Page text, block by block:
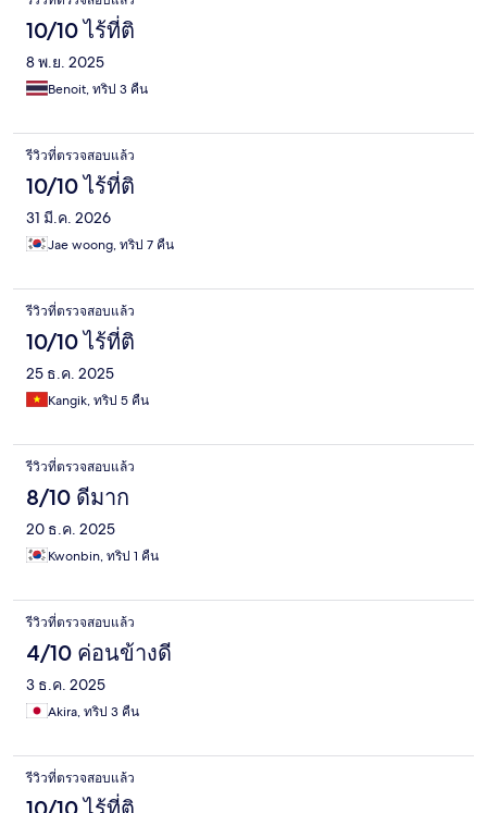
10/10 ไร้ที่ติ
8 พ.ย. 2025
Benoit, ทริป 3 คืน
รีวิวที่ตรวจสอบแล้ว
10/10 ไร้ที่ติ
31 มี.ค. 2026
Jae woong, ทริป 7 คืน
รีวิวที่ตรวจสอบแล้ว
10/10 ไร้ที่ติ
25 ธ.ค. 2025
Kangik, ทริป 5 คืน
รีวิวที่ตรวจสอบแล้ว
8/10 ดีมาก
20 ธ.ค. 2025
Kwonbin, ทริป 1 คืน
รีวิวที่ตรวจสอบแล้ว
4/10 ค่อนข้างดี
3 ธ.ค. 2025
Akira, ทริป 3 คืน
รีวิวที่ตรวจสอบแล้ว